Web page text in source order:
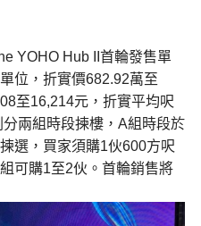
YOHO Hub II首輪發售單
位，折實價682.92萬至
至16,214元，折實平均呎
兩組時段揀樓，A組時段於
選，買家須購1伙600方呎
可購1至2伙。首輪銷售將